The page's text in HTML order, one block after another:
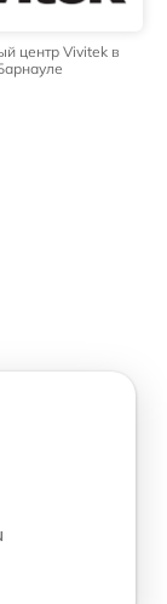
центр Vivitek в